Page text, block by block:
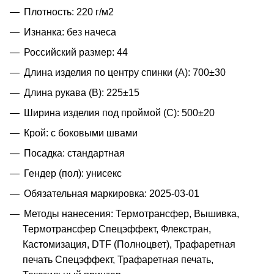
Плотность: 220 г/м2
Изнанка: без начеса
Российский размер: 44
Длина изделия по центру спинки (A): 700±30
Длина рукава (B): 225±15
Ширина изделия под проймой (С): 500±20
Крой: с боковыми швами
Посадка: стандартная
Гендер (пол): унисекс
Обязательная маркировка: 2025-03-01
Методы нанесения: Термотрансфер, Вышивка,
Термотрансфер Спецэффект, Флекстран,
Кастомизация, DTF (Полноцвет), Трафаретная
печать Спецэффект, Трафаретная печать,